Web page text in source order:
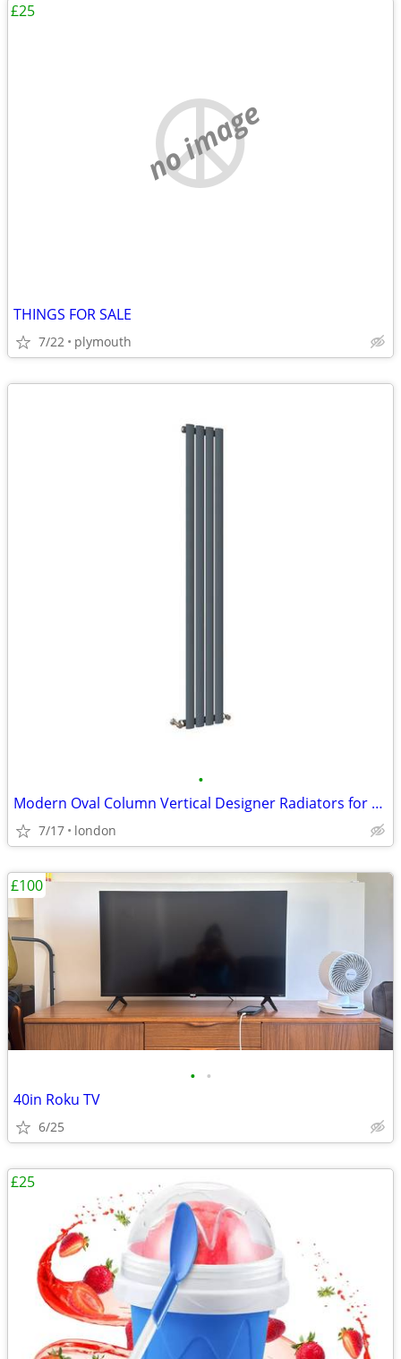
no image
THINGS FOR SALE
7/22 plymouth
£25
•
Modern Oval Column Vertical Designer Radiators for Stylish Heating
7/17 london
• •
40in Roku TV
6/25
£100
£25